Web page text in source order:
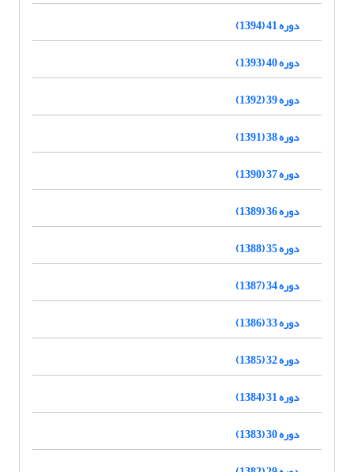
دوره 41 (1394)
دوره 40 (1393)
دوره 39 (1392)
دوره 38 (1391)
دوره 37 (1390)
دوره 36 (1389)
دوره 35 (1388)
دوره 34 (1387)
دوره 33 (1386)
دوره 32 (1385)
دوره 31 (1384)
دوره 30 (1383)